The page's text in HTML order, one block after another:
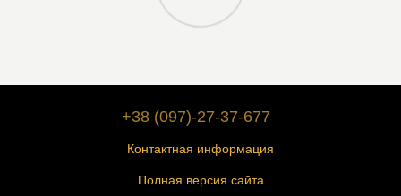
+38 (097)-27-37-677
Контактная информация
Полная версия сайта